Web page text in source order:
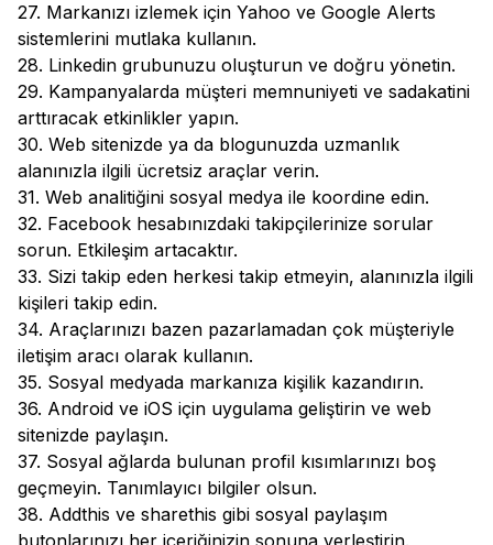
27. Markanızı izlemek için Yahoo ve Google Alerts
sistemlerini mutlaka kullanın.
28. Linkedin grubunuzu oluşturun ve doğru yönetin.
29. Kampanyalarda müşteri memnuniyeti ve sadakatini
arttıracak etkinlikler yapın.
30. Web sitenizde ya da blogunuzda uzmanlık
alanınızla ilgili ücretsiz araçlar verin.
31. Web analitiğini sosyal medya ile koordine edin.
32. Facebook hesabınızdaki takipçilerinize sorular
sorun. Etkileşim artacaktır.
33. Sizi takip eden herkesi takip etmeyin, alanınızla ilgili
kişileri takip edin.
34. Araçlarınızı bazen pazarlamadan çok müşteriyle
iletişim aracı olarak kullanın.
35. Sosyal medyada markanıza kişilik kazandırın.
36. Android ve iOS için uygulama geliştirin ve web
sitenizde paylaşın.
37. Sosyal ağlarda bulunan profil kısımlarınızı boş
geçmeyin. Tanımlayıcı bilgiler olsun.
38. Addthis ve sharethis gibi sosyal paylaşım